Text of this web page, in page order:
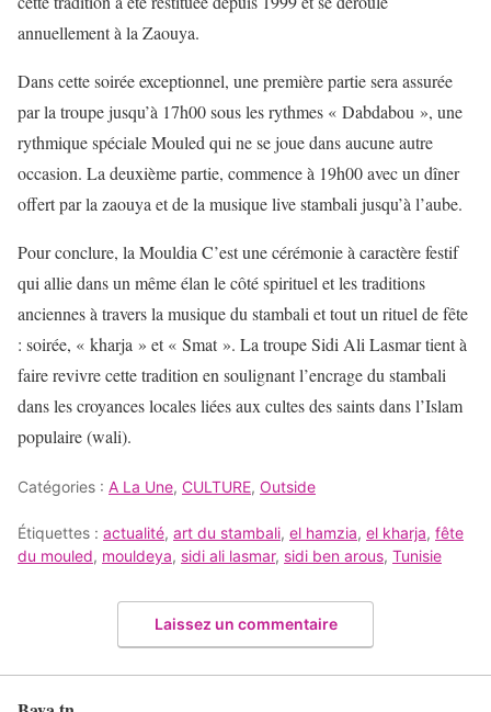
annuellement à la Zaouya.
Dans cette soirée exceptionnel, une première partie sera assurée
par la troupe jusqu’à 17h00 sous les rythmes « Dabdabou », une
rythmique spéciale Mouled qui ne se joue dans aucune autre
occasion. La deuxième partie, commence à 19h00 avec un dîner
offert par la zaouya et de la musique live stambali jusqu’à l’aube.
Pour conclure, la Mouldia C’est une cérémonie à caractère festif
qui allie dans un même élan le côté spirituel et les traditions
anciennes à travers la musique du stambali et tout un rituel de fête
: soirée, « kharja » et « Smat ». La troupe Sidi Ali Lasmar tient à
faire revivre cette tradition en soulignant l’encrage du stambali
dans les croyances locales liées aux cultes des saints dans l’Islam
populaire (wali).
Catégories : A La Une, CULTURE, Outside
Étiquettes : actualité, art du stambali, el hamzia, el kharja, fête
du mouled, mouldeya, sidi ali lasmar, sidi ben arous, Tunisie
Laissez un commentaire